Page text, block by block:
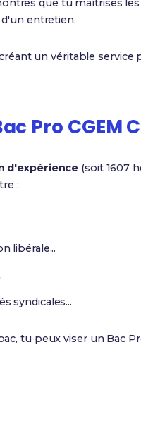
que tu maîtrises
entretien.
un véritable service
Pro CGEM
d'expérience (soit 1607
:
libérale...
syndicales...
tu peux viser un Bac